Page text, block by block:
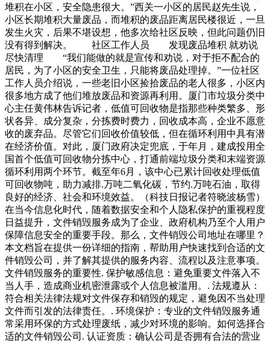
堆积在小区，安全隐患很大。”西关一小区的居民赵先生说，
小区长期堆积大量废品，而堆积的废品距离居民楼很近，一旦
发生火灾，后果不堪设想，他多次给社区反映，但此问题仍旧
没有得到解决。 社区工作人员 发现废品堆积 就劝说
尽快清理 “我们能做的就是宣传和劝说，对于拒不配合的
居民，为了小区的安全卫生，只能将废品处理掉。”一位社区
工作人员介绍说，一些老旧小区捡拾废品的老人很多，小区内
很多地方成了他们堆放废品和资源再利用。厦门市垃圾分类中
心主任黄伟林告诉记者，低值可回收物是指那些种类繁多、形
状各异、成分复杂，分拣费时费力，回收成本高，企业不愿意
收的废弃品。尽管它们回收价值较低，但在循环利用中具有潜
在经济价值。对此，厦门政府决定兜底，于年月，建成投用全
国首个低值可回收物分拣中心，打通前端垃圾分类和末端资源
循环利用两个环节。截至年6月，该中心已累计回收处理低值
可回收物吨，助力减排.万吨二氧化碳，节约.万吨石油，取得
良好的经济、社会和环境效益。（科技日报记者符晓波杨雪）
在当今信息化时代，随着数据安全和个人隐私保护的重视程度
日益提升，文件销毁服务成为了企业、政府机构乃至个人用户
保障信息安全的重要手段。那么，文件销毁公司地址在哪里？
本文档旨在提供一份详细的指南，帮助用户快速找到合适的文
件销毁公司，并了解其提供的服务内容、流程以及注意事项。
文件销毁服务的重要性. 保护敏感信息：避免重要文件落入不
当人手，造成商业机密泄露或个人信息被滥用。. 法规遵从：
符合相关法律法规对文件保存和销毁的规定，避免因不当处理
文件而引发的法律责任。. 环境保护：专业的文件销毁服务通
常采用环保的方式处理废纸，减少对环境的影响。如何选择合
适的文件销毁公司. 认证资质：确认公司是否拥有合法的营业